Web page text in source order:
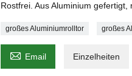
Rostfrei. Aus Aluminium
großes Aluminiumrolltor großes
 Email Einzelheiten